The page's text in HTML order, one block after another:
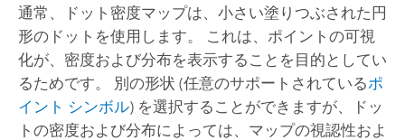
通常、ドット密度マップは、小さい塗りつぶされた円
形のドットを使用します。 これは、ポイントの可視
化が、密度および分布を表示することを目的としてい
るためです。 別の形状 (任意のサポートされているポ
イント シンボル) を選択することができますが、ドッ
トの密度および分布によっては、マップの視認性およ